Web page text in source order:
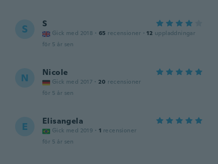
S S
Gick med 2018 · 65 recensioner · 12 uppladdningar
för 5 år sen
N Nicole
Gick med 2017 · 20 recensioner
för 5 år sen
E Elisangela
Gick med 2019 · 1 recensioner
för 5 år sen